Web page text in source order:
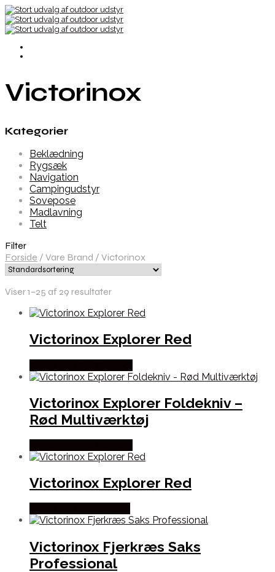
Victorinox
Kategorier
Beklædning
Rygsæk
Navigation
Campingudstyr
Sovepose
Madlavning
Telt
Filter
Forside / Vare Brand / Victorinox
Viser 1–25 af 29 resultater
Victorinox Explorer Red
Victorinox Explorer Foldekniv –
Rød Multiværktøj
Victorinox Explorer Red
Victorinox Fjerkræs Saks
Professional